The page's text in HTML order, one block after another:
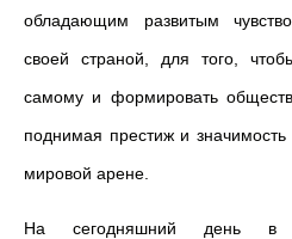
обладающим развитым
своей страной, для того,
самому и формировать
поднимая престиж и
мировой арене.
На сегодняшний день в